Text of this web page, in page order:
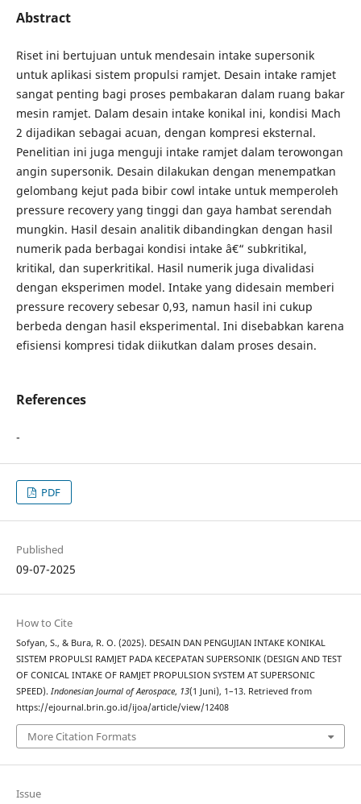
Abstract
Riset ini bertujuan untuk mendesain intake supersonik
untuk aplikasi sistem propulsi ramjet. Desain intake ramjet
sangat penting bagi proses pembakaran dalam ruang bakar
mesin ramjet. Dalam desain intake konikal ini, kondisi Mach
2 dijadikan sebagai acuan, dengan kompresi eksternal.
Penelitian ini juga menguji intake ramjet dalam terowongan
angin supersonik. Desain dilakukan dengan menempatkan
gelombang kejut pada bibir cowl intake untuk memperoleh
pressure recovery yang tinggi dan gaya hambat serendah
mungkin. Hasil desain analitik dibandingkan dengan hasil
numerik pada berbagai kondisi intake â€“ subkritikal,
kritikal, dan superkritikal. Hasil numerik juga divalidasi
dengan eksperimen model. Intake yang didesain memberi
pressure recovery sebesar 0,93, namun hasil ini cukup
berbeda dengan hasil eksperimental. Ini disebabkan karena
efisiensi kompresi tidak diikutkan dalam proses desain.
References
-
PDF
Published
09-07-2025
How to Cite
Sofyan, S., & Bura, R. O. (2025). DESAIN DAN PENGUJIAN INTAKE KONIKAL
SISTEM PROPULSI RAMJET PADA KECEPATAN SUPERSONIK (DESIGN AND TEST
OF CONICAL INTAKE OF RAMJET PROPULSION SYSTEM AT SUPERSONIC
SPEED). Indonesian Journal of Aerospace, 13(1 Juni), 1–13. Retrieved from
https://ejournal.brin.go.id/ijoa/article/view/12408
More Citation Formats
Issue